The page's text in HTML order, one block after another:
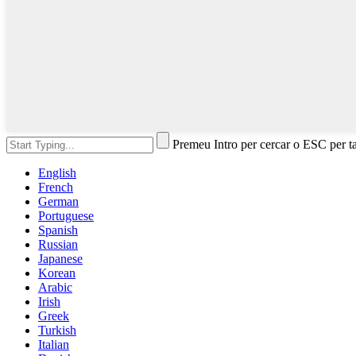
Premeu Intro per cercar o ESC per
English
French
German
Portuguese
Spanish
Russian
Japanese
Korean
Arabic
Irish
Greek
Turkish
Italian